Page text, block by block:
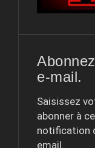
e-mail.
Saisissez
abonner à
notification
email.